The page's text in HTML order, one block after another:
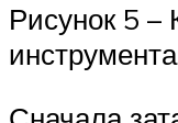
Рисунок 5 –